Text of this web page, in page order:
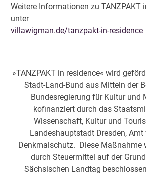
Weitere Informationen zu TANZPAKT
unter
villawigman.de/tanzpakt-in-residence
»TANZPAKT in residence« wird
Stadt-Land-Bund aus Mitteln der
Bundesregierung für Kultur und
kofinanziert durch das
Wissenschaft, Kultur und
Landeshauptstadt Dresden,
Denkmalschutz. Diese Maßnahme
durch Steuermittel auf der
Sächsischen Landtag